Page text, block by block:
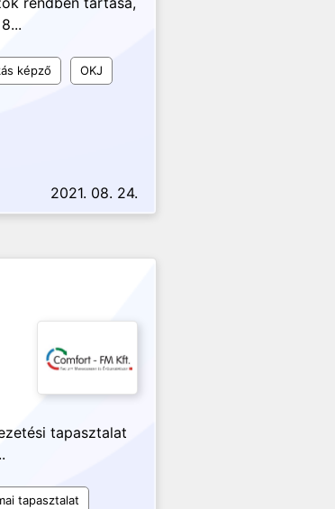
képző OKJ
2021. 08. 24.
tapasztalat
tapasztalat